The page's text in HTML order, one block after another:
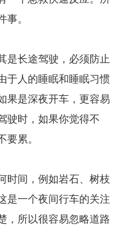
事。
是长途驾驶，必须防止
于人的睡眠和睡眠习惯
果是深夜开车，更容易
驶时，如果你觉得不
要累。
时间，例如岩石、树枝
是一个夜间行车的关注
，所以很容易忽略道路